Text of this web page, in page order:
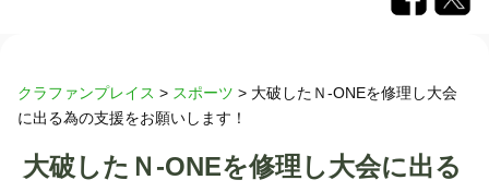
クラファンプレイス > スポーツ > 大破したＮ-ONEを修理し大会
に出る為の支援をお願いします！
大破したＮ-ONEを修理し大会に出る